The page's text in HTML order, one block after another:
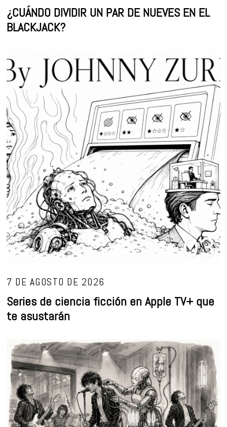
¿CUÁNDO DIVIDIR UN PAR DE NUEVES EN EL
BLACKJACK?
03
7 DE AGOSTO DE 2026
Series de ciencia ficción en Apple TV+ que
te asustarán